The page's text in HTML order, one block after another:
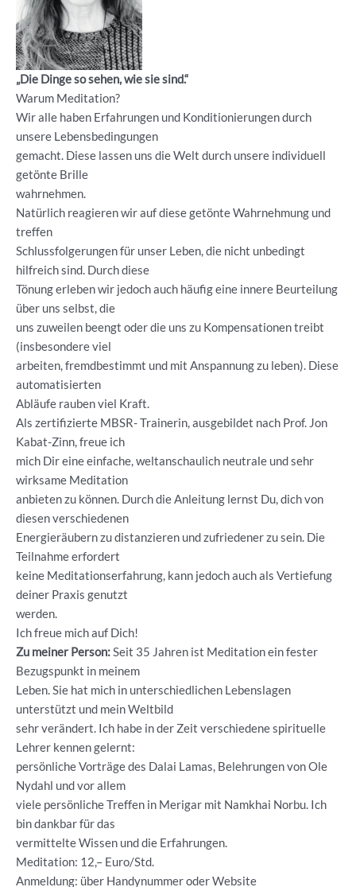
„Die Dinge so sehen, wie sie sind.“
Warum Meditation?
Wir alle haben Erfahrungen und Konditionierungen durch
unsere Lebensbedingungen
gemacht. Diese lassen uns die Welt durch unsere individuell
getönte Brille
wahrnehmen.
Natürlich reagieren wir auf diese getönte Wahrnehmung und
treffen
Schlussfolgerungen für unser Leben, die nicht unbedingt
hilfreich sind. Durch diese
Tönung erleben wir jedoch auch häufig eine innere Beurteilung
über uns selbst, die
uns zuweilen beengt oder die uns zu Kompensationen treibt
(insbesondere viel
arbeiten, fremdbestimmt und mit Anspannung zu leben). Diese
automatisierten
Abläufe rauben viel Kraft.
Als zertifizierte MBSR- Trainerin, ausgebildet nach Prof. Jon
Kabat-Zinn, freue ich
mich Dir eine einfache, weltanschaulich neutrale und sehr
wirksame Meditation
anbieten zu können. Durch die Anleitung lernst Du, dich von
diesen verschiedenen
Energieräubern zu distanzieren und zufriedener zu sein. Die
Teilnahme erfordert
keine Meditationserfahrung, kann jedoch auch als Vertiefung
deiner Praxis genutzt
werden.
Ich freue mich auf Dich!
Zu meiner Person:Seit 35 Jahren ist Meditation ein fester
Bezugspunkt in meinem
Leben. Sie hat mich in unterschiedlichen Lebenslagen
unterstützt und mein Weltbild
sehr verändert. Ich habe in der Zeit verschiedene spirituelle
Lehrer kennen gelernt:
persönliche Vorträge des Dalai Lamas, Belehrungen von Ole
Nydahl und vor allem
viele persönliche Treffen in Merigar mit Namkhai Norbu. Ich
bin dankbar für das
vermittelte Wissen und die Erfahrungen.
Meditation: 12,– Euro/Std.
Anmeldung: über Handynummer oder Website